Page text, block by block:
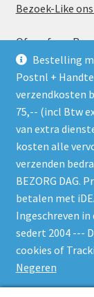
Bestelling
Postnl +
verzendkosten
75,-- (incl Btw
van extra
kosten alle
verzenden
BEZORG DAG.
betalen met
Ingeschreven in
sedert 2004 ---
cookies of
Negeren
Bezoek-Like
Of geef een
Gebruik de RSS
worden
© W-O-L-F 's